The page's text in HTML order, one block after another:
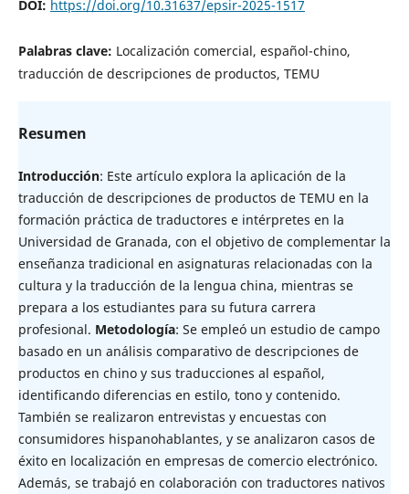
DOI: https://doi.org/10.31637/epsir-2025-1517
Palabras clave: Localización comercial, español-chino,
traducción de descripciones de productos, TEMU
Resumen
Introducción: Este artículo explora la aplicación de la
traducción de descripciones de productos de TEMU en la
formación práctica de traductores e intérpretes en la
Universidad de Granada, con el objetivo de complementar la
enseñanza tradicional en asignaturas relacionadas con la
cultura y la traducción de la lengua china, mientras se
prepara a los estudiantes para su futura carrera
profesional. Metodología: Se empleó un estudio de campo
basado en un análisis comparativo de descripciones de
productos en chino y sus traducciones al español,
identificando diferencias en estilo, tono y contenido.
También se realizaron entrevistas y encuestas con
consumidores hispanohablantes, y se analizaron casos de
éxito en localización en empresas de comercio electrónico.
Además, se trabajó en colaboración con traductores nativos